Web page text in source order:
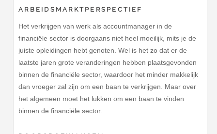
ARBEIDSMARKTPERSPECTIEF
Het verkrijgen van werk als accountmanager in de
financiële sector is doorgaans niet heel moeilijk, mits je de
juiste opleidingen hebt genoten. Wel is het zo dat er de
laatste jaren grote veranderingen hebben plaatsgevonden
binnen de financiële sector, waardoor het minder makkelijk
dan vroeger zal zijn om een baan te verkrijgen. Maar over
het algemeen moet het lukken om een baan te vinden
binnen de financiële sector.